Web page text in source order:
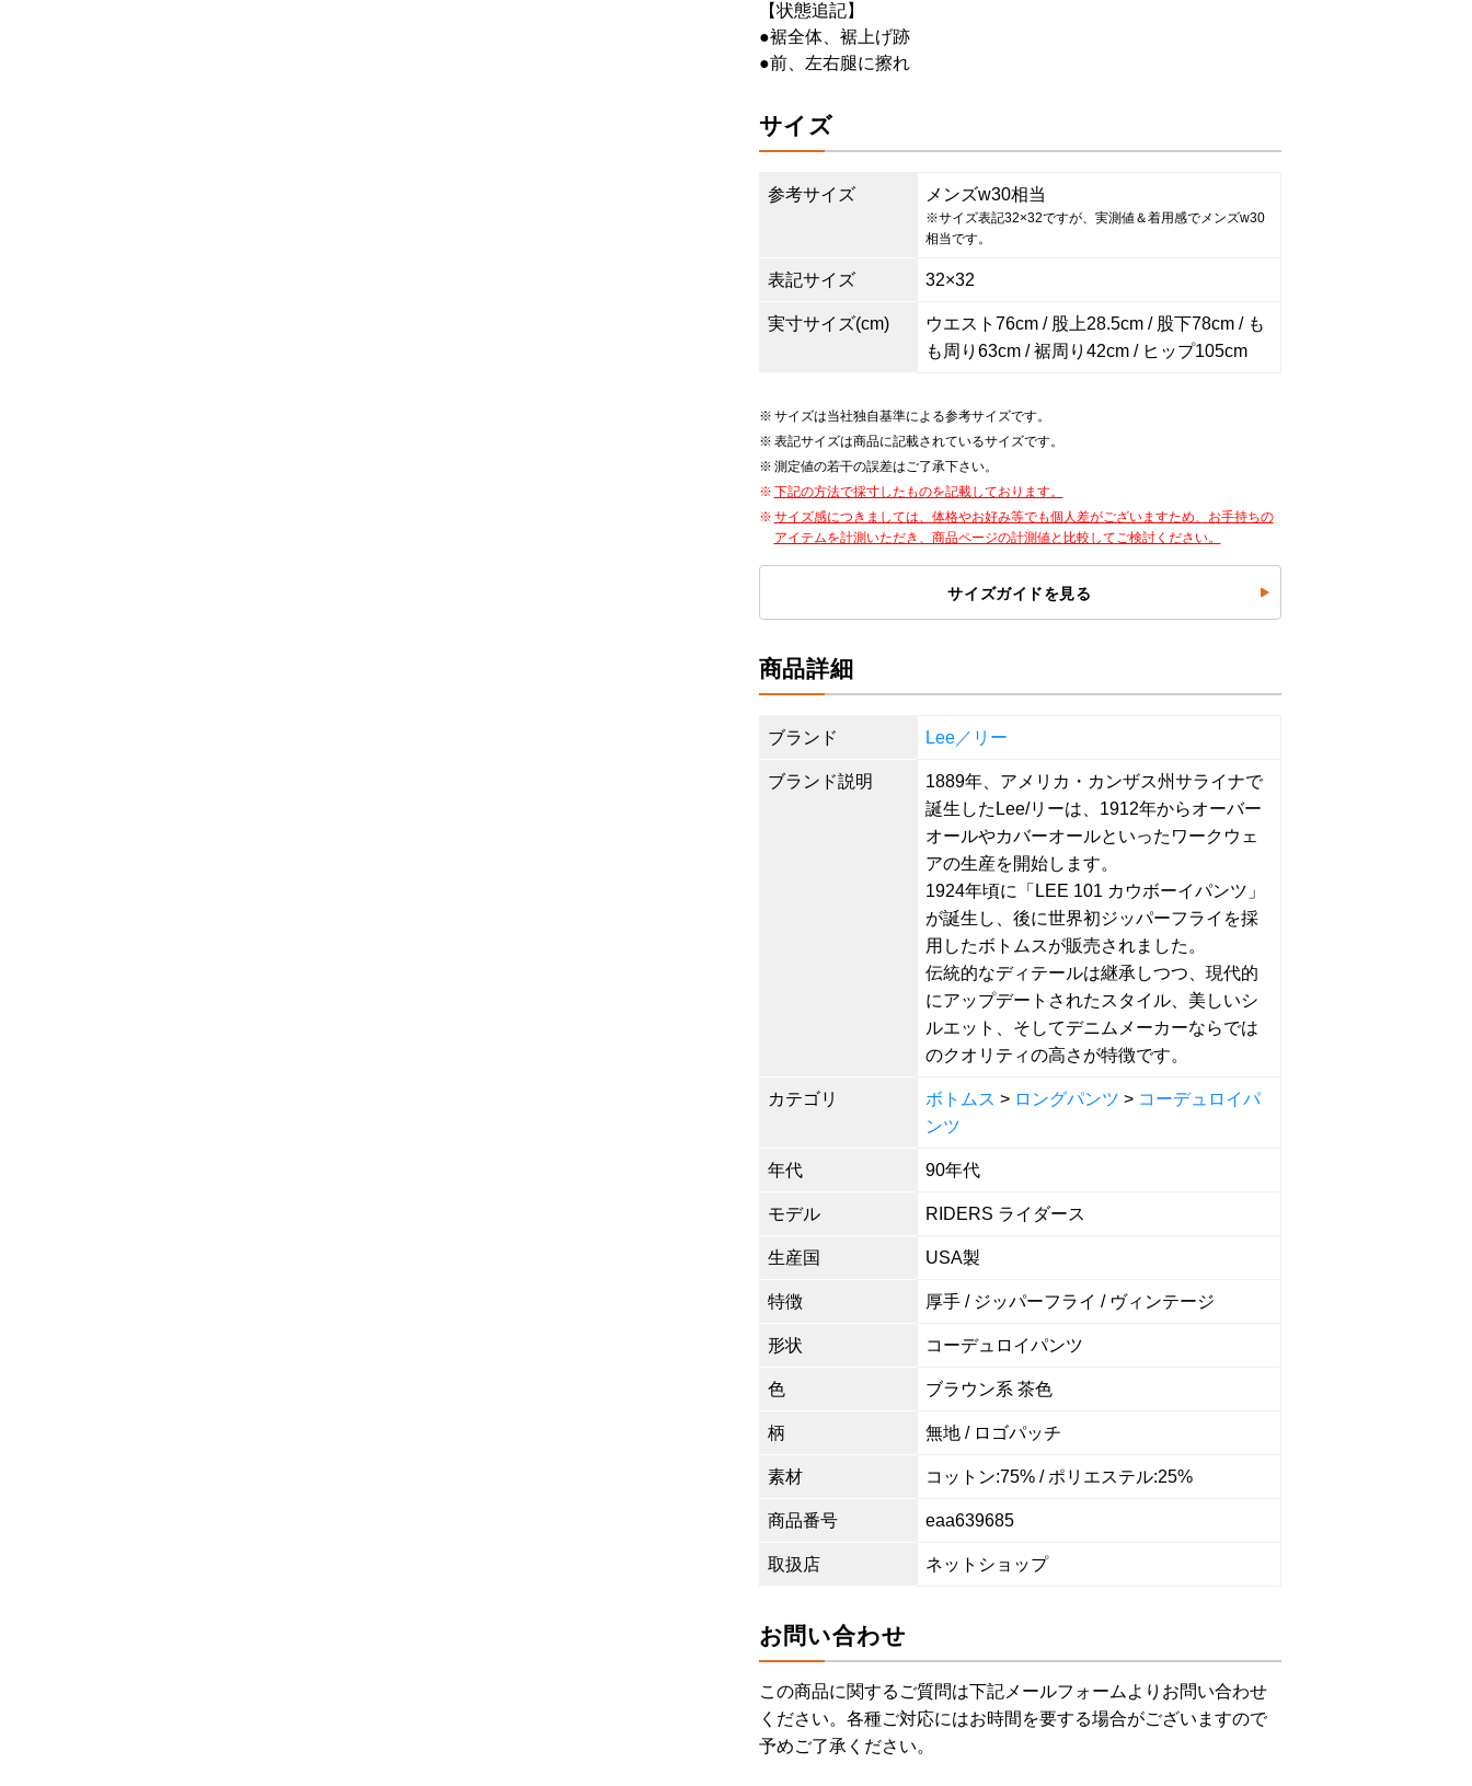
【状態追記】
●裾全体、裾上げ跡
●前、左右腿に擦れ
サイズ
参考サイズ メンズw30相当
※サイズ表記32×32ですが、実測値＆着用感でメンズw30
相当です。
表記サイズ 32×32
実寸サイズ(cm)
ウエスト76cm / 股上28.5cm / 股下78cm / も
も周り63cm / 裾周り42cm / ヒップ105cm
サイズは当社独自基準による参考サイズです。
表記サイズは商品に記載されているサイズです。
測定値の若干の誤差はご了承下さい。
下記の方法で採寸したものを記載しております。
サイズ感につきましては、体格やお好み等でも個人差がございますため、お手持ちの
アイテムを計測いただき、商品ページの計測値と比較してご検討ください。
サイズガイドを見る
商品詳細
ブランド Lee／リー
ブランド説明
1889年、アメリカ・カンザス州サライナで
誕生したLee/リーは、1912年からオーバー
オールやカバーオールといったワークウェ
アの生産を開始します。
1924年頃に「LEE 101 カウボーイパンツ」
が誕生し、後に世界初ジッパーフライを採
用したボトムスが販売されました。
伝統的なディテールは継承しつつ、現代的
にアップデートされたスタイル、美しいシ
ルエット、そしてデニムメーカーならでは
のクオリティの高さが特徴です。
カテゴリ ボトムス > ロングパンツ > コーデュロイパ
ンツ
年代 90年代
モデル RIDERS ライダース
生産国 USA製
特徴 厚手 / ジッパーフライ / ヴィンテージ
形状 コーデュロイパンツ
色 ブラウン系 茶色
柄 無地 / ロゴパッチ
素材 コットン:75% / ポリエステル:25%
商品番号 eaa639685
取扱店 ネットショップ
お問い合わせ
この商品に関するご質問は下記メールフォームよりお問い合わせ
ください。各種ご対応にはお時間を要する場合がございますので
予めご了承ください。